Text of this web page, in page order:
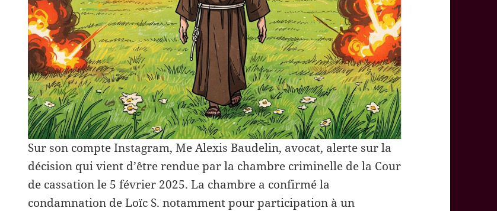
Sur son compte Instagram, Me Alexis Baudelin, avocat, alerte sur la
décision qui vient d’être rendue par la chambre criminelle de la Cour
de cassation le 5 février 2025. La chambre a confirmé la
condamnation de Loïc S. notamment pour participation à un